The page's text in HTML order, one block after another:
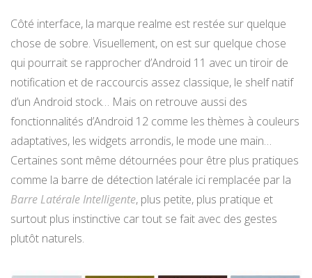
Côté interface, la marque realme est restée sur quelque
chose de sobre. Visuellement, on est sur quelque chose
qui pourrait se rapprocher d’Android 11 avec un tiroir de
notification et de raccourcis assez classique, le shelf natif
d’un Android stock… Mais on retrouve aussi des
fonctionnalités d’Android 12 comme les thèmes à couleurs
adaptatives, les widgets arrondis, le mode une main…
Certaines sont même détournées pour être plus pratiques
comme la barre de détection latérale ici remplacée par la
Barre Latérale Intelligente, plus petite, plus pratique et
surtout plus instinctive car tout se fait avec des gestes
plutôt naturels.